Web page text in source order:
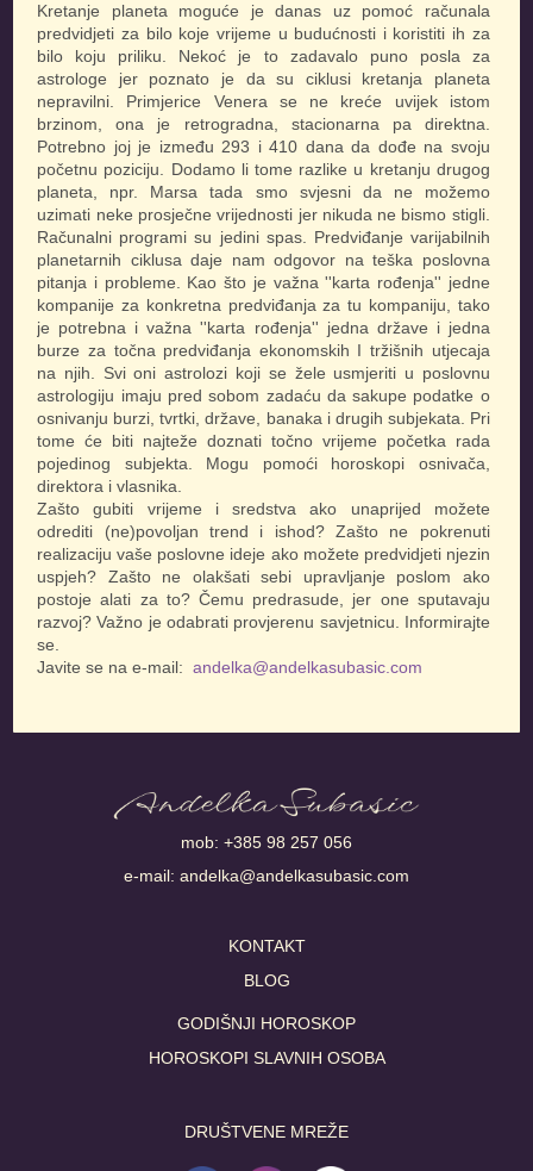
Kretanje planeta moguće je danas uz pomoć računala
predvidjeti za bilo koje vrijeme u budućnosti i koristiti ih za
bilo koju priliku. Nekoć je to zadavalo puno posla za
astrologe jer poznato je da su ciklusi kretanja planeta
nepravilni. Primjerice Venera se ne kreće uvijek istom
brzinom, ona je retrogradna, stacionarna pa direktna.
Potrebno joj je između 293 i 410 dana da dođe na svoju
početnu poziciju. Dodamo li tome razlike u kretanju drugog
planeta, npr. Marsa tada smo svjesni da ne možemo
uzimati neke prosječne vrijednosti jer nikuda ne bismo stigli.
Računalni programi su jedini spas. Predviđanje varijabilnih
planetarnih ciklusa daje nam odgovor na teška poslovna
pitanja i probleme. Kao što je važna ''karta rođenja'' jedne
kompanije za konkretna predviđanja za tu kompaniju, tako
je potrebna i važna ''karta rođenja'' jedna države i jedna
burze za točna predviđanja ekonomskih I tržišnih utjecaja
na njih. Svi oni astrolozi koji se žele usmjeriti u poslovnu
astrologiju imaju pred sobom zadaću da sakupe podatke o
osnivanju burzi, tvrtki, države, banaka i drugih subjekata. Pri
tome će biti najteže doznati točno vrijeme početka rada
pojedinog subjekta. Mogu pomoći horoskopi osnivača,
direktora i vlasnika.
Zašto gubiti vrijeme i sredstva ako unaprijed možete
odrediti (ne)povoljan trend i ishod? Zašto ne pokrenuti
realizaciju vaše poslovne ideje ako možete predvidjeti njezin
uspjeh? Zašto ne olakšati sebi upravljanje poslom ako
postoje alati za to? Čemu predrasude, jer one sputavaju
razvoj? Važno je odabrati provjerenu savjetnicu. Informirajte
se.
Javite se na e-mail:andelka@andelkasubasic.com
KONTAKT
BLOG
GODIŠNJI HOROSKOP
HOROSKOPI SLAVNIH OSOBA
mob: +385 98 257 056
e-mail: andelka@andelkasubasic.com
DRUŠTVENE MREŽE